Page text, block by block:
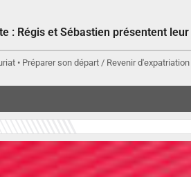
: Régis et Sébastien présentent
• Préparer son départ / Revenir d'expatriation